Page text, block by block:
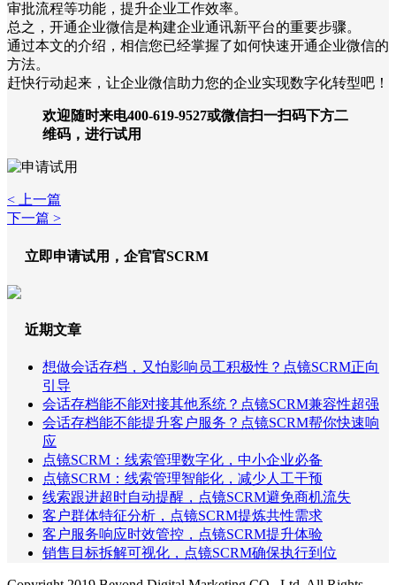
审批流程等功能，提升企业工作效率。
总之，开通企业微信是构建企业通讯新平台的重要步骤。
通过本文的介绍，相信您已经掌握了如何快速开通企业微信的
方法。
赶快行动起来，让企业微信助力您的企业实现数字化转型吧！
欢迎随时来电400-619-9527或微信扫一扫码下方二
维码，进行试用
< 上一篇
下一篇 >
立即申请试用，企官官SCRM
近期文章
想做会话存档，又怕影响员工积极性？点镜SCRM正向
引导
会话存档能不能对接其他系统？点镜SCRM兼容性超强
会话存档能不能提升客户服务？点镜SCRM帮你快速响
应
点镜SCRM：线索管理数字化，中小企业必备
点镜SCRM：线索管理智能化，减少人工干预
线索跟进超时自动提醒，点镜SCRM避免商机流失
客户群体特征分析，点镜SCRM提炼共性需求
客户服务响应时效管控，点镜SCRM提升体验
销售目标拆解可视化，点镜SCRM确保执行到位